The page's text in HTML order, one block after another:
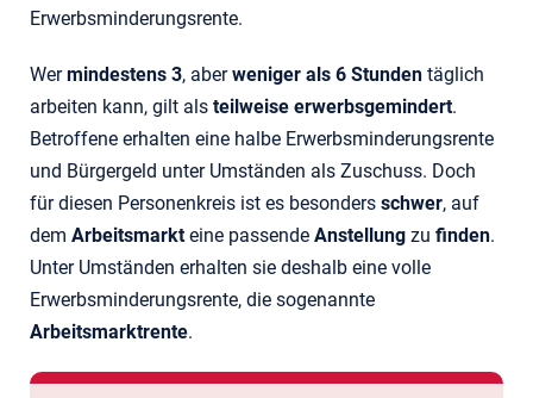
Erwerbsminderungsrente.
Wermindestens 3, aberweniger als 6 Stunden täglich
arbeiten kann, gilt als teilweise erwerbsgemindert.
Betroffene erhalten eine halbe Erwerbsminderungsrente
und Bürgergeld unter Umständen als Zuschuss. Doch
für diesen Personenkreis ist es besonders schwer, auf
dem Arbeitsmarkteine passende Anstellung zu finden.
Unter Umständen erhalten sie deshalb eine volle
Erwerbsminderungsrente, die sogenannte
Arbeitsmarktrente.